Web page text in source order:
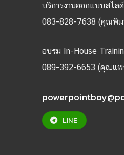
บริการงานออกแบบสไลด์
083-828-7638 (คุณพิ
อบรม In-House
089-392-6653 (คุณแพ
LINE